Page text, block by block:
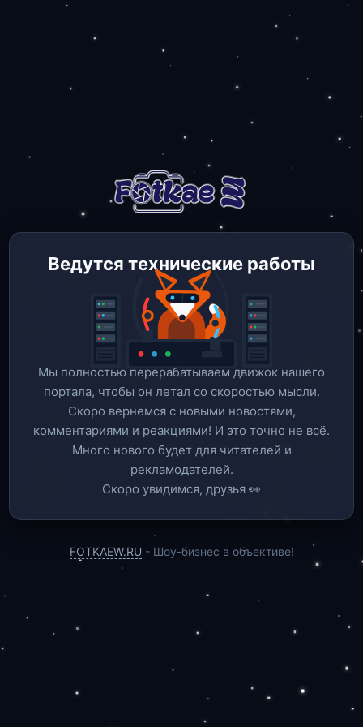
Ведутся технические работы
Мы полностью перерабатываем движок нашего
портала, чтобы он летал со скоростью мысли.
Скоро вернемся c новыми новостями,
комментариями и реакциями! И это точно не всё.
Много нового будет для читателей и
рекламодателей.
Скоро увидимся, друзья 👀
FOTKAEW.RU - Шоу-бизнес в объективе!